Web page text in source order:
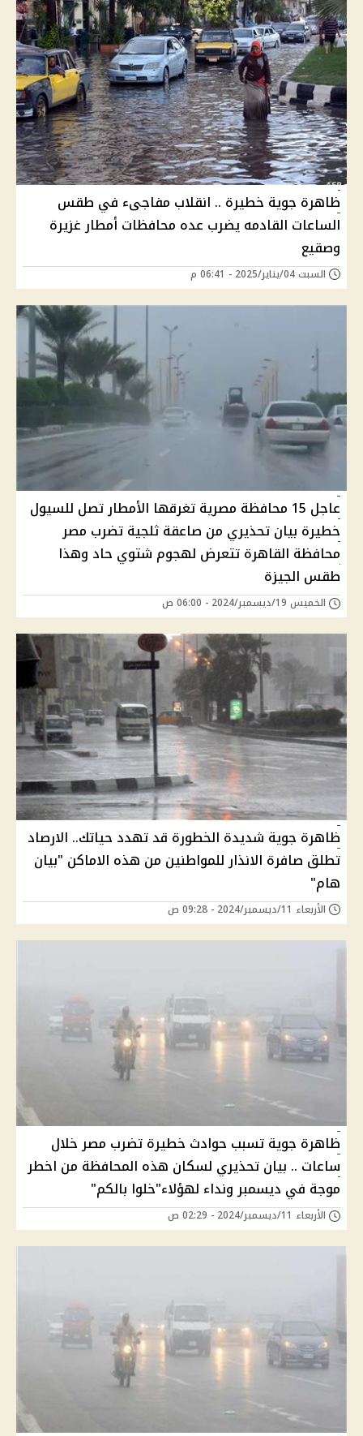
ظاهرة جوية خطيرة .. انقلاب مفاجىء في طقس
الساعات القادمه يضرب عده محافظات أمطار غزيرة
وصقيع
السبت 04/يناير/2025 - 06:41 م
عاجل 15 محافظة مصرية تغرقها الأمطار تصل للسيول
خطيرة بيان تحذيري من صاعقة ثلجية تضرب مصر
محافظة القاهرة تتعرض لهجوم شتوي حاد وهذا
طقس الجيزة
الخميس 19/ديسمبر/2024 - 06:00 ص
ظاهرة جوية شديدة الخطورة قد تهدد حياتك.. الارصاد
تطلق صافرة الانذار للمواطنين من هذه الاماكن "بيان
هام"
الأربعاء 11/ديسمبر/2024 - 09:28 ص
ظاهرة جوية تسبب حوادث خطيرة تضرب مصر خلال
ساعات .. بيان تحذيري لسكان هذه المحافظة من اخطر
موجة في ديسمبر ونداء لهؤلاء"خلوا بالكم"
الأربعاء 11/ديسمبر/2024 - 02:29 ص